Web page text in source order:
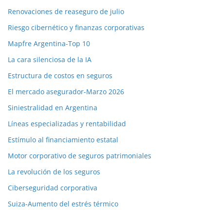
Renovaciones de reaseguro de julio
Riesgo cibernético y finanzas corporativas
Mapfre Argentina-Top 10
La cara silenciosa de la IA
Estructura de costos en seguros
El mercado asegurador-Marzo 2026
Siniestralidad en Argentina
Líneas especializadas y rentabilidad
Estímulo al financiamiento estatal
Motor corporativo de seguros patrimoniales
La revolución de los seguros
Ciberseguridad corporativa
Suiza-Aumento del estrés térmico